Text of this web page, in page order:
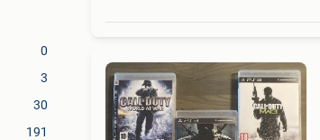
0
3
30
191